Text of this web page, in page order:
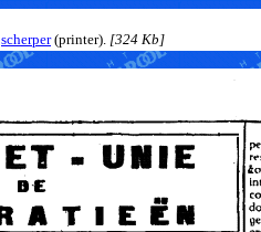
scherper(printer). [324 Kb]